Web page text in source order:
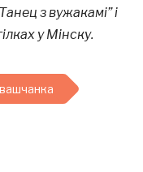
з вужакамі” і
у Мінску.